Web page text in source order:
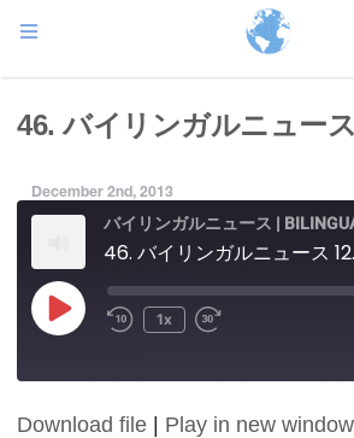
46. バイリンガルニュー
December 2nd, 2013
バイリンガルニュース |
46. バイリンガルニュース
Play
Episode
1x
SHARE
Download file Play in new window